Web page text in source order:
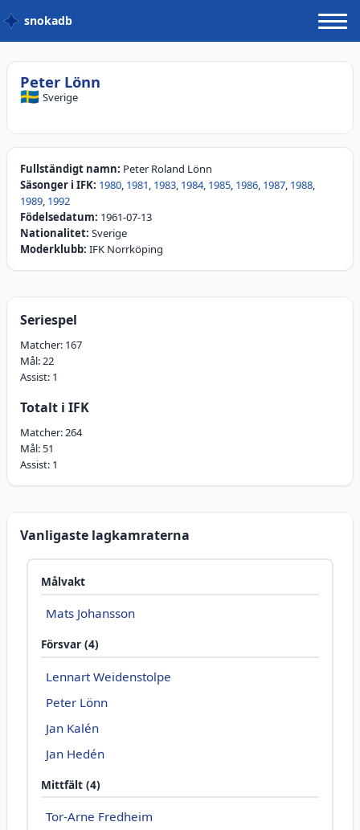
snokadb
Peter Lönn
🇸🇪 Sverige
Fullständigt namn: Peter Roland Lönn
Säsonger i IFK: 1980, 1981, 1983, 1984, 1985, 1986, 1987, 1988,
1989, 1992
Födelsedatum: 1961-07-13
Nationalitet: Sverige
Moderklubb: IFK Norrköping
Seriespel
Matcher: 167
Mål:22
Assist: 1
Totalt i IFK
Matcher:264
Mål: 51
Assist: 1
Vanligaste lagkamraterna
Målvakt
Mats Johansson
Försvar (4)
Lennart Weidenstolpe
Peter Lönn
Jan Kalén
Jan Hedén
Mittfält (4)
Tor-Arne Fredheim